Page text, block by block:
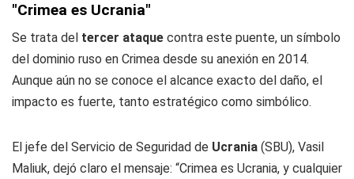
"Crimea es Ucrania"
Se trata del tercer ataque contra este puente, un símbolo
del dominio ruso en Crimea desde su anexión en 2014.
Aunque aún no se conoce el alcance exacto del daño, el
impacto es fuerte, tanto estratégico como simbólico.
El jefe del Servicio de Seguridad de Ucrania (SBU), Vasil
Maliuk, dejó claro el mensaje: “Crimea es Ucrania, y cualquier